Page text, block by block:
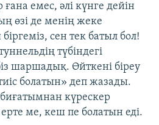
емес, әлі күнге дейін
өзі де менің жеке
сен тек батыл бол!
түбіндегі
шаршадық. Өйткені біреу
болатын» деп жазады.
күрескер
ме, кеш пе болатын еді.